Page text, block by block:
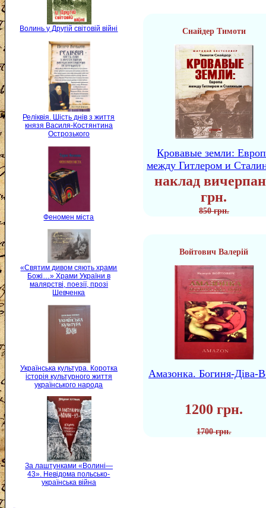
Волинь у Другій світовій війні
Реліквія. Шість днів з життя
князя Василя-Костянтина
Острозького
Феномен міста
«Святим дивом сяють храми
Божі…» Храми України в
малярстві, поезії, прозі
Шевченка
Українська культура. Коротка
історія культурного життя
українського народа
За лаштунками «Волині—
43». Невідома польсько-
українська війна
Снайдер Тимоти
Кровавые земли:
между Гитлером и
наклад
грн.
850 грн.
Войтович Валерій
Амазонка. Богиня-Діва-
1200 грн.
1700 грн.